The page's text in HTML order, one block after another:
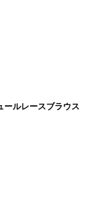
ルレースブラウ